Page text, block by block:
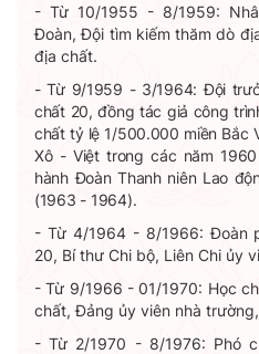
- Từ 10/1955 - 8/1959:
Đoàn, Đội tìm kiếm thăm dò
địa chất.
- Từ 9/1959 - 3/1964: Đội
chất 20, đồng tác giả công
chất tỷ lệ 1/500.000 miền Bắc
Xô - Việt trong các năm
hành Đoàn Thanh niên Lao
(1963 - 1964).
- Từ 4/1964 - 8/1966: Đoàn
20, Bí thư Chi bộ, Liên Chi ủy
- Từ 9/1966 - 01/1970: Học
chất, Đảng ủy viên nhà
- Từ 2/1970 - 8/1976: Phó